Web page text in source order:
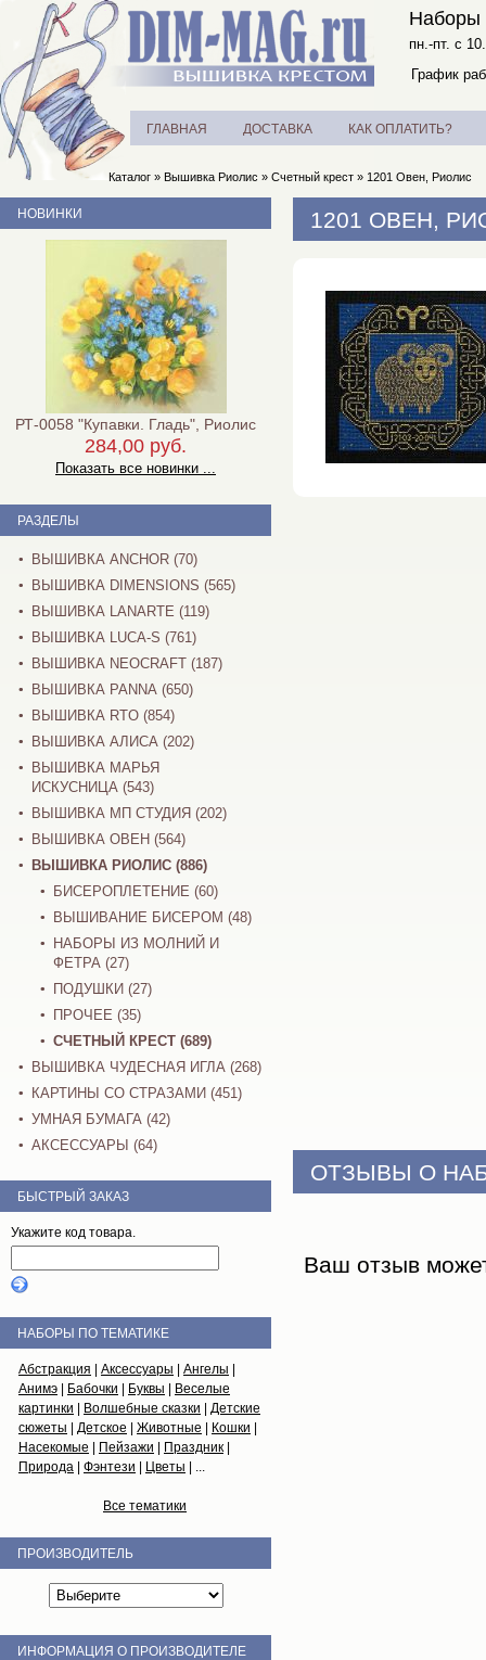
Наборы
пн.-пт. с
График
ГЛАВНАЯ ДОСТАВКА КАК ОПЛАТИТЬ?
Каталог » Вышивка Риолис » Счетный крест » 1201 Овен, Риолис
1201 ОВЕН,
ОТЗЫВЫ О
Ваш отзыв
НОВИНКИ
РТ-0058 "Купавки. Гладь", Риолис
284,00 руб.
Показать все новинки ...
РАЗДЕЛЫ
ВЫШИВКА ANCHOR (70)
ВЫШИВКА DIMENSIONS (565)
ВЫШИВКА LANARTE (119)
ВЫШИВКА LUCA-S (761)
ВЫШИВКА NEOCRAFT (187)
ВЫШИВКА PANNA (650)
ВЫШИВКА RTO (854)
ВЫШИВКА АЛИСА (202)
ВЫШИВКА МАРЬЯ
ИСКУСНИЦА (543)
ВЫШИВКА МП СТУДИЯ (202)
ВЫШИВКА ОВЕН (564)
ВЫШИВКА РИОЛИС (886)
БИСЕРОПЛЕТЕНИЕ (60)
ВЫШИВАНИЕ БИСЕРОМ (48)
НАБОРЫ ИЗ МОЛНИЙ И
ФЕТРА (27)
ПОДУШКИ (27)
ПРОЧЕЕ (35)
СЧЕТНЫЙ КРЕСТ (689)
ВЫШИВКА ЧУДЕСНАЯ ИГЛА (268)
КАРТИНЫ СО СТРАЗАМИ (451)
УМНАЯ БУМАГА (42)
АКСЕССУАРЫ (64)
БЫСТРЫЙ ЗАКАЗ
Укажите код товара.
НАБОРЫ ПО ТЕМАТИКЕ
Абстракция Аксессуары Ангелы
Анимэ
Бабочки Буквы
Веселые
картинки
Волшебные сказки
Детские
сюжеты
Детское Животные Кошки
Насекомые
Пейзажи Праздник
Природа
Фэнтези Цветы | ...
Все тематики
ПРОИЗВОДИТЕЛЬ
ИНФОРМАЦИЯ О ПРОИЗВОДИТЕЛЕ